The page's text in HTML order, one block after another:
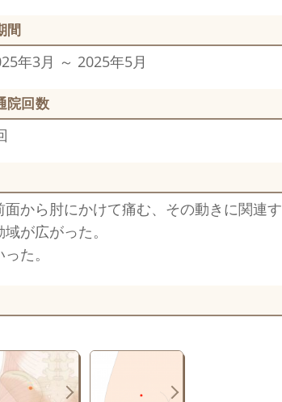
間
年3月 ～ 2025年5月
院回数
から肘にかけて痛む、その動きに関連す
が広がった。
た。